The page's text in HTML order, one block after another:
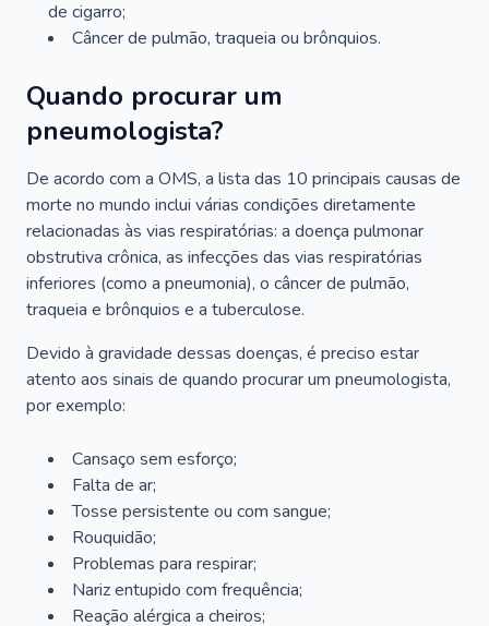
de cigarro;
Câncer de pulmão, traqueia ou brônquios.
Quando procurar um
pneumologista?
De acordo com a OMS, a lista das 10 principais causas de
morte no mundo inclui várias condições diretamente
relacionadas às vias respiratórias: a doença pulmonar
obstrutiva crônica, as infecções das vias respiratórias
inferiores (como a pneumonia), o câncer de pulmão,
traqueia e brônquios e a tuberculose.
Devido à gravidade dessas doenças, é preciso estar
atento aos sinais de quando procurar um pneumologista,
por exemplo:
Cansaço sem esforço;
Falta de ar;
Tosse persistente ou com sangue;
Rouquidão;
Problemas para respirar;
Nariz entupido com frequência;
Reação alérgica a cheiros;